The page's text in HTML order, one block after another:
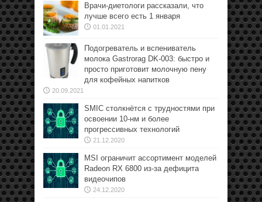
Врачи-диетологи рассказали, что
лучше всего есть 1 января
01.01.2021
Подогреватель и вспениватель
молока Gastrorag DK-003: быстро и
просто приготовит молочную пену
для кофейных напитков
20.09.2021
SMIC столкнётся с трудностями при
освоении 10-нм и более
прогрессивных технологий
21.12.2020
MSI ограничит ассортимент моделей
Radeon RX 6800 из-за дефицита
видеочипов
24.12.2020